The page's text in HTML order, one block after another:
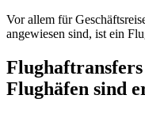
Vor allem für
angewiesen sind, ist ein
Flughäfen sind